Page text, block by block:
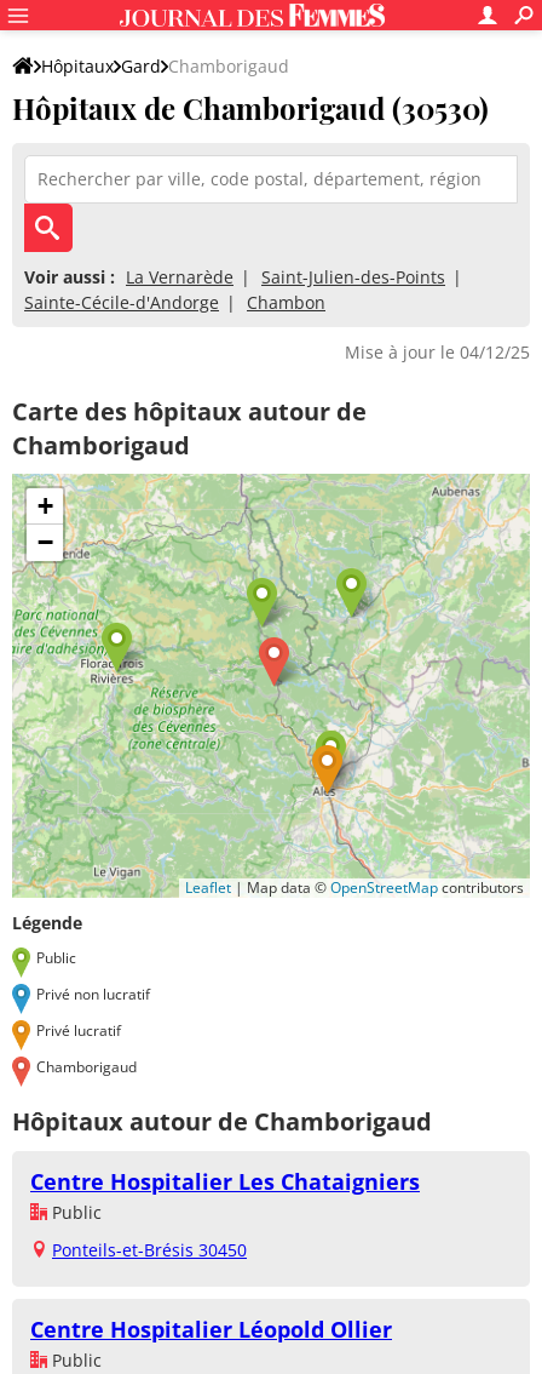
Hôpitaux Gard Chamborigaud
Hôpitaux de Chamborigaud (30530)
Voir aussi : La Vernarède
Saint-Julien-des-Points
Sainte-Cécile-d'Andorge
Chambon
Mise à jour le 04/12/25
Carte des hôpitaux autour de
Chamborigaud
+
−
Leaflet | Map data ©OpenStreetMapcontributors
Légende
Public
Privé non lucratif
Privé lucratif
Chamborigaud
Hôpitaux autour de Chamborigaud
Centre Hospitalier Les Chataigniers
Public
Ponteils-et-Brésis 30450
Centre Hospitalier Léopold Ollier
Public